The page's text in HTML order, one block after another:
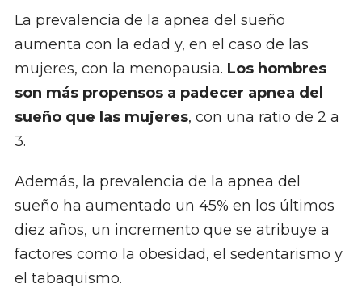
La prevalencia de la apnea del sueño
aumenta con la edad y, en el caso de las
mujeres, con la menopausia. Los hombres
son más propensos a padecer apnea del
sueño que las mujeres, con una ratio de 2 a
3.
Además, la prevalencia de la apnea del
sueño ha aumentado un 45% en los últimos
diez años, un incremento que se atribuye a
factores como la obesidad, el sedentarismo y
el tabaquismo.